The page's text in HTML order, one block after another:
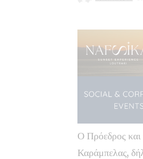
Ο Πρόεδρος
Καράμπελας,